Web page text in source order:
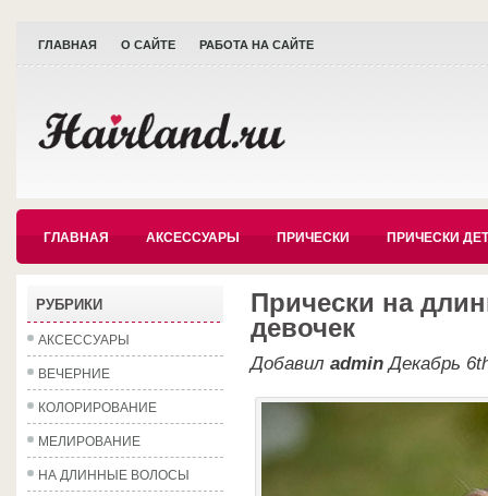
ГЛАВНАЯ О САЙТЕ РАБОТА НА САЙТЕ
ГЛАВНАЯ АКСЕССУАРЫ ПРИЧЕСКИ ПРИЧЕСКИ
РУБРИКИ
АКСЕССУАРЫ
ВЕЧЕРНИЕ
КОЛОРИРОВАНИЕ
МЕЛИРОВАНИЕ
НА ДЛИННЫЕ ВОЛОСЫ
Прически на
девочек
Добавил admin Декабрь